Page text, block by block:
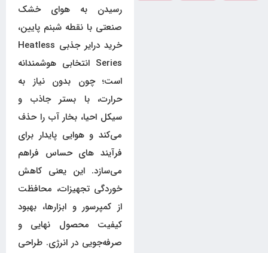
رسیدن به هوای خشک
صنعتی با نقطه شبنم پایین،
خرید درایر جذبی Heatless
Series انتخابی هوشمندانه
است؛ چون بدون نیاز به
حرارت، با بستر جاذب و
سیکل احیا، بخار آب را حذف
می‌کند و هوایی پایدار برای
فرآیند های حساس فراهم
می‌سازد. این یعنی کاهش
خوردگی تجهیزات، محافظت
از کمپرسور و ابزارها، بهبود
کیفیت محصول نهایی و
صرفه‌جویی در انرژی. طراحی